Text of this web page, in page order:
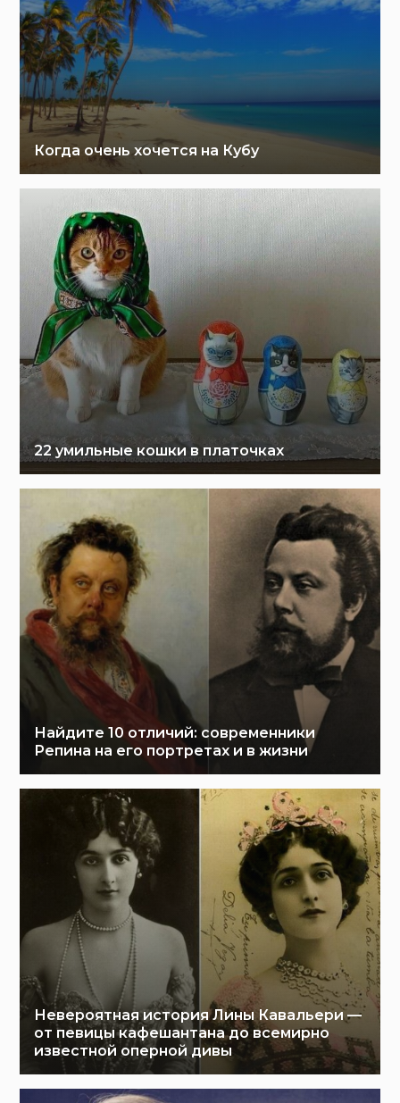
Когда очень хочется на Кубу
22 умильные кошки в платочках
Найдите 10 отличий: современники
Репина на его портретах и в жизни
Невероятная история Лины Кавальери —
от певицы кафешантана до всемирно
известной оперной дивы